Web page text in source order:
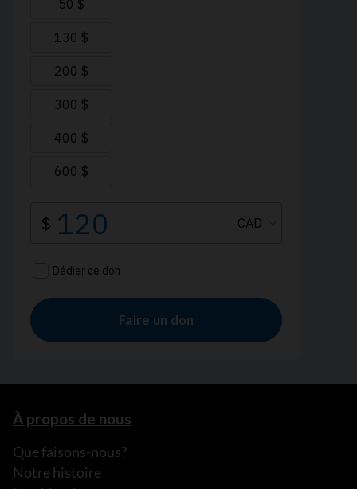
À propos de nous
Que faisons-nous?
Notre histoire